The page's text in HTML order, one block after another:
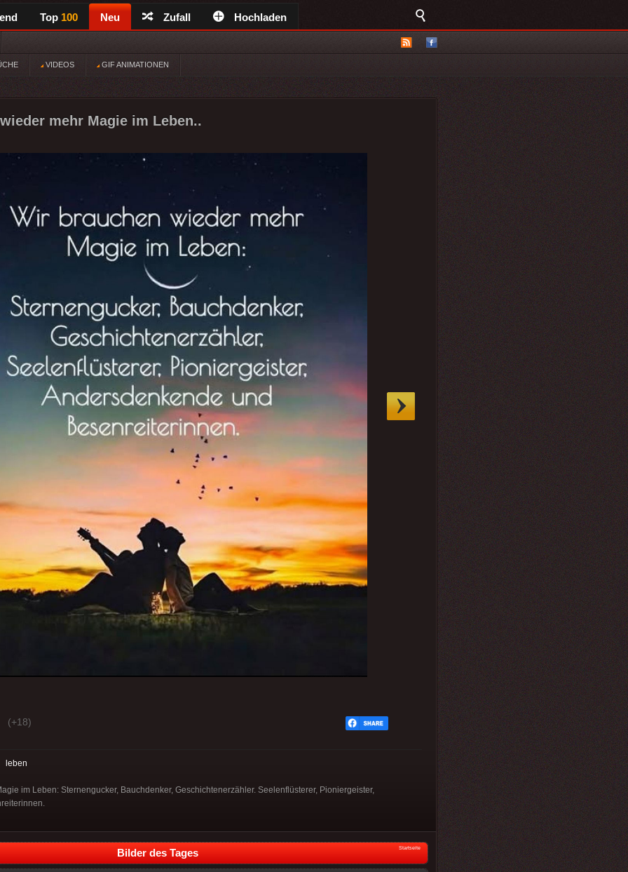
Top 100 Neu Zufall Hochladen
VIDEOS GIF ANIMATIONEN
mehr Magie im Leben..
(+18)
leben
im Leben: Sternengucker, Bauchdenker, Geschichtenerzähler. Seelenflüsterer, Pioniergeister,
Bilder des Tages Startseite